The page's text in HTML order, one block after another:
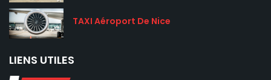
TAXI Aéroport De Nice
LIENS UTILES